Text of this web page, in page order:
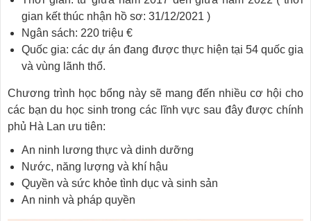
gian kết thúc nhận hồ sơ: 31/12/2021 )
Ngân sách: 220 triệu €
Quốc gia: các dự án đang được thực hiện tại 54 quốc gia
và vùng lãnh thổ.
Chương trình học bổng này sẽ mang đến nhiều cơ hội cho
các bạn du học sinh trong các lĩnh vực sau đây được chính
phủ Hà Lan ưu tiên:
An ninh lương thực và dinh dưỡng
Nước, năng lượng và khí hậu
Quyền và sức khỏe tình dục và sinh sản
An ninh và pháp quyền